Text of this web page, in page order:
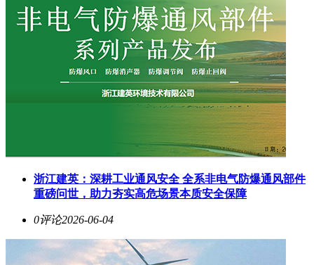
浙江建英：深耕工业通风安全 全系非电气防爆通风部件
重磅问世，助力夯实高危场景本质安全保障
0评论2026-06-04